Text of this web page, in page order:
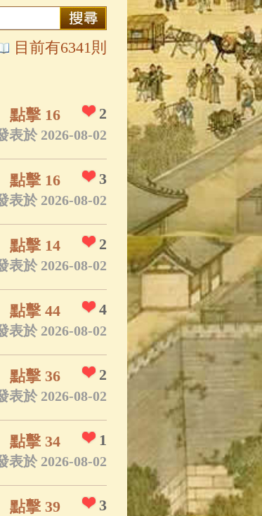
咒(72)
目前有6341則
2
點擊 16
表於 2026-08-02
3
點擊 16
表於 2026-08-02
2
點擊 14
表於 2026-08-02
4
點擊 44
表於 2026-08-02
2
點擊 36
表於 2026-08-02
1
點擊 34
表於 2026-08-02
3
點擊 39